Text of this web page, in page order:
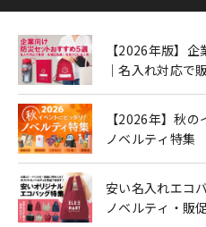
【2026年版】
｜名入れ対応で
【2026年】秋
ノベルティ特集
安い名入れエコ
ノベルティ・販